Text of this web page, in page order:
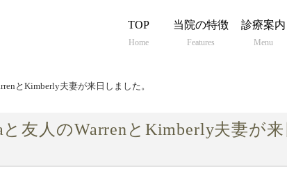
TOP
Home
当院の特徴
Features
診療案内
Menu
とKimberly夫妻が来日しました。
友人のWarrenとKimberly夫妻が来